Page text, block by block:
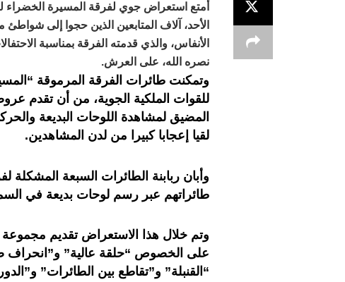
أمتع استعراض جوي لفرقة المسيرة الخضراء
الأحد، آلاف المتابعين الذين حجوا إلى
الأنفاس، والذي قدمته الفرقة بمناسبة
نصره الله، على العرش.
وتمكنت طائرات الفرقة المرموقة
للقوات الملكية الجوية، من أن تقدم
المضيق لمشاهدة اللوحات البديعة
لقيا إعجابا كبيرا من لدن المشاهدين.
وأبان ربابنة الطائرات السبعة
طائراتهم عبر رسم لوحات بديعة في
وتم خلال هذا الاستعراض تقديم مجموعة
على الخصوص “حلقة عالية” و”انحراف
“القنبلة” و”تقاطع بين الطائرات”